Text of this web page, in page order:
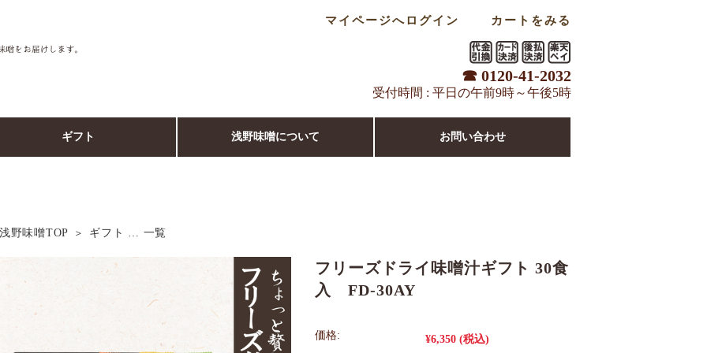
マイページへログイン カートをみる
☎ 0120-41-2032
受付時間 : 平日の午前9時～午後5時
ギフト 浅野味噌について お問い合わせ
浅野味噌TOP ギフト … 一覧
フリーズドライ味噌汁ギフト 30食
入 FD-30AY
価格: ¥6,350 (税込)